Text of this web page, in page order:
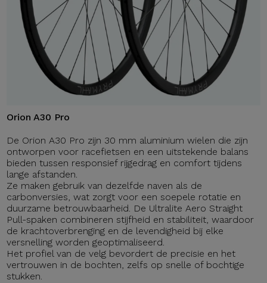
Orion A30 Pro
De Orion A30 Pro zijn 30 mm aluminium wielen die zijn
ontworpen voor racefietsen en een uitstekende balans
bieden tussen responsief rijgedrag en comfort tijdens
lange afstanden.
Ze maken gebruik van dezelfde naven als de
carbonversies, wat zorgt voor een soepele rotatie en
duurzame betrouwbaarheid. De Ultralite Aero Straight
Pull-spaken combineren stijfheid en stabiliteit, waardoor
de krachtoverbrenging en de levendigheid bij elke
versnelling worden geoptimaliseerd.
Het profiel van de velg bevordert de precisie en het
vertrouwen in de bochten, zelfs op snelle of bochtige
stukken.